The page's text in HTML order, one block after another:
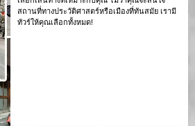
สถานที่ทางประวัติศาสตร์หรือเมืองที่ทันสมัย เรามี
ทัวร์ให้คุณเลือกทั้งหมด!